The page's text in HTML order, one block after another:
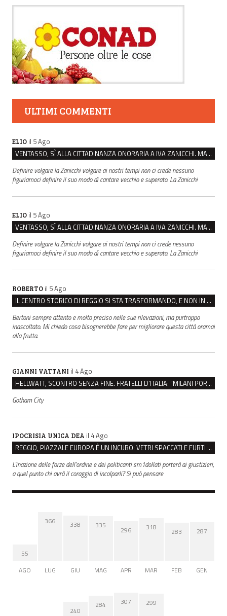
ULTIMI COMMENTI
ELIO il 5 Ago
VENTASSO, SÌ ALLA CITTADINANZA ONORARIA A IVA ZANICCHI. MA BARGIACCHI: “È DI PESSIMO GUSTO”
Definire volgare la Zanicchi volgare ai nostri tempi non ci crede nessuno
figuriamoci definire il suo modo di cantare vecchio e superato. La Zanicchi
ELIO il 5 Ago
VENTASSO, SÌ ALLA CITTADINANZA ONORARIA A IVA ZANICCHI. MA BARGIACCHI: “È DI PESSIMO GUSTO”
Definire volgare la Zanicchi volgare ai nostri tempi non ci crede nessuno
figuriamoci definire il suo modo di cantare vecchio e superato. La Zanicchi
ROBERTO il 5 Ago
IL CENTRO STORICO DI REGGIO SI STA TRASFORMANDO, E NON IN MEGLIO
Bertoni sempre attento e molto preciso nelle sue rilevazioni, ma purtroppo
inascoltato. Mi chiedo cosa bisognerebbe fare per migliorare questa città oramai
alla frutta.
GIANNI VATTANI il 4 Ago
HELLWATT, SCONTRO SENZA FINE. FRATELLI D’ITALIA: “MILANI PORTA DOCUMENTI, DE FRANCO INSULTI”
Gotham City
IPOCRISIA UNICA DEA il 4 Ago
REGGIO, PIAZZALE EUROPA È UN INCUBO: VETRI SPACCATI E FURTI SULLE AUTO IN SOSTA
L'inazione delle forze dell'ordine e dei politicanti sm1dollati porterà ai giustizieri,
a quel punto chi avrà il coraggio di incolparli? Si può pensare
55
AGO
366
LUG
338
GIU
335
MAG
296
APR
318
MAR
283
FEB
287
GEN
240
284 307 299